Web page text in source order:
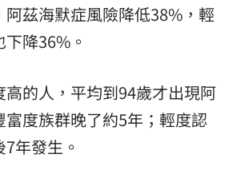
茲海默症風險降低38%，輕
降36%。
的人，平均到94歲才出現阿
度族群晚了約5年；輕度認
年發生。